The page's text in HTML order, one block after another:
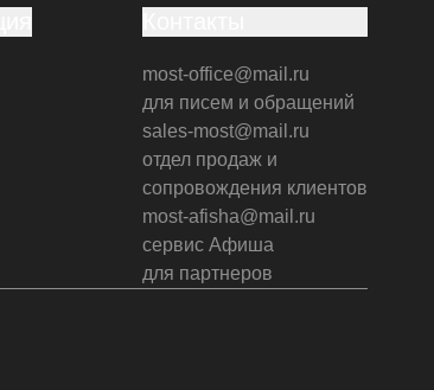
most-office@mail.ru
для писем и обращений
sales-most@mail.ru
отдел продаж и
сопровождения клиентов
most-afisha@mail.ru
сервис Афиша
для партнеров